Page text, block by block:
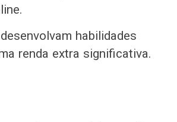
habilidades
renda extra significativa.